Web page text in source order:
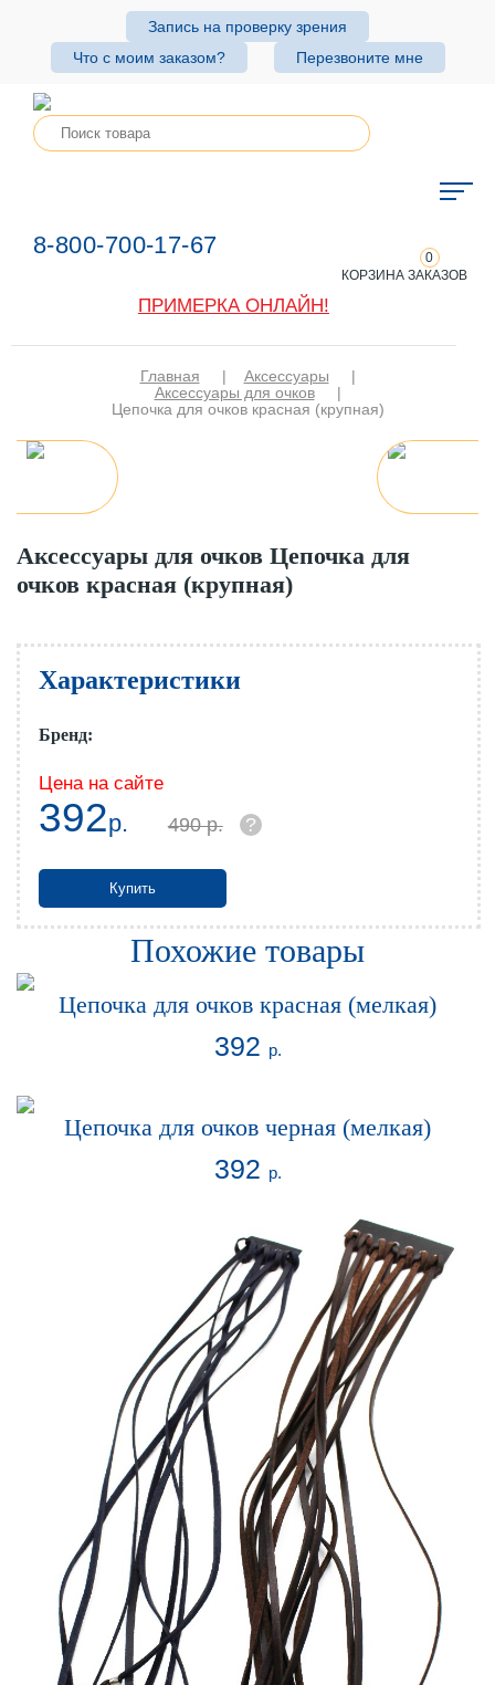
Запись на проверку зрения
Что с моим заказом?
Перезвоните мне
8-800-700-17-67
0
КОРЗИНА ЗАКАЗОВ
ПРИМЕРКА ОНЛАЙН!
Главная | Аксессуары
|
Аксессуары для очков
|
Цепочка для очков красная (крупная)
Аксессуары для очков Цепочка для
очков красная (крупная)
Характеристики
Бренд:
Цена на сайте
392р. 490 р. ?
Купить
Похожие товары
Цепочка для очков красная (мелкая)
392 р.
Цепочка для очков черная (мелкая)
392 р.